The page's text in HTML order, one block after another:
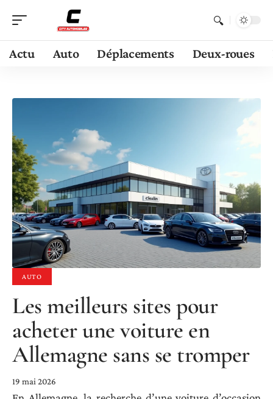
Actu Auto Déplacements Deux-roues
AUTO
Les meilleurs sites pour
acheter une voiture en
Allemagne sans se tromper
19 mai 2026